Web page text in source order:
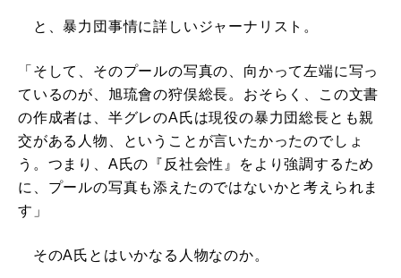
と、暴力団事情に詳しいジャーナリスト。
「そして、そのプールの写真の、向かって左端に写っ
ているのが、旭琉會の狩俣総長。おそらく、この文書
の作成者は、半グレのA氏は現役の暴力団総長とも親
交がある人物、ということが言いたかったのでしょ
う。つまり、A氏の『反社会性』をより強調するため
に、プールの写真も添えたのではないかと考えられま
す」
そのA氏とはいかなる人物なのか。